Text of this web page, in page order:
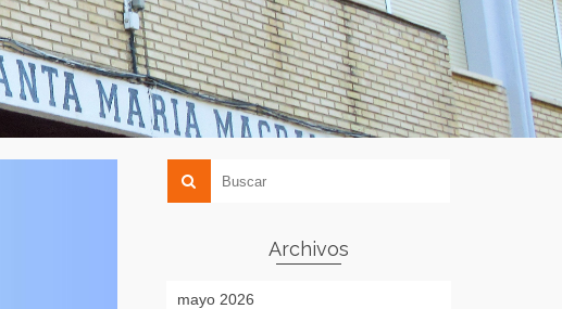
Archivos
mayo 2026